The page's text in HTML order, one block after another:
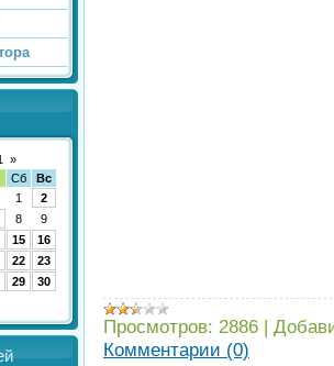
»
Сб
Вс
1
2
8
9
15
16
22
23
29
30
Просмотров: 2886 |
Комментарии (0)